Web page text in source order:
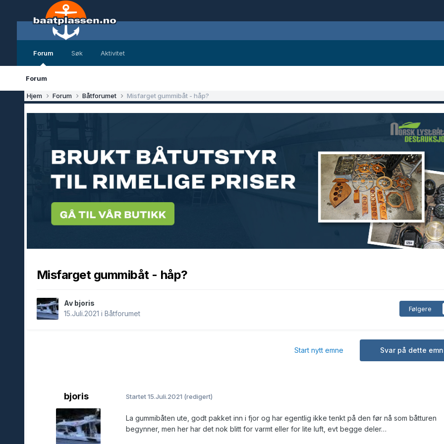
Forum
Forum
Søk Aktivitet
Hjem Forum Båtforumet Misfarget gummibåt - håp?
Misfarget gummibåt - håp?
Av bjoris
15.Juli.2021 i Båtforumet
Følgere
Svar på dette
Start nytt emne
bjoris Startet15.Juli.2021 (redigert)
La gummibåten ute, godt pakket inn i fjor og har egentlig ikke tenkt på den før nå som båtturen
begynner, men her har det nok blitt for varmt eller for lite luft, evt begge deler…